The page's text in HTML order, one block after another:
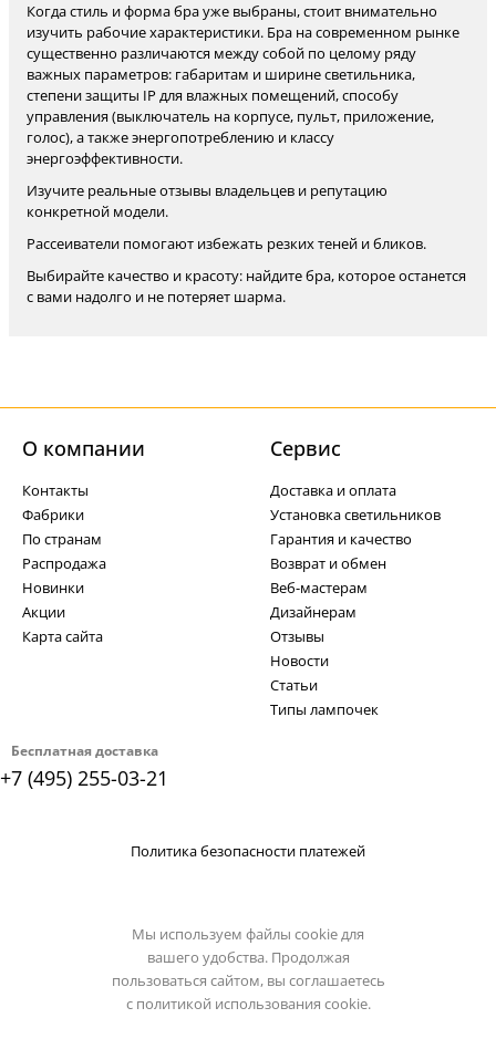
Когда стиль и форма бра уже выбраны, стоит внимательно
изучить рабочие характеристики. Бра на современном рынке
существенно различаются между собой по целому ряду
важных параметров: габаритам и ширине светильника,
степени защиты IP для влажных помещений, способу
управления (выключатель на корпусе, пульт, приложение,
голос), а также энергопотреблению и классу
энергоэффективности.
Изучите реальные отзывы владельцев и репутацию
конкретной модели.
Рассеиватели помогают избежать резких теней и бликов.
Выбирайте качество и красоту: найдите бра, которое останется
с вами надолго и не потеряет шарма.
Бесплатная доставка
+7 (495) 255-03-21
О компании
Контакты
Фабрики
По странам
Распродажа
Новинки
Акции
Карта сайта
Cервис
Доставка и оплата
Установка светильников
Гарантия и качество
Возврат и обмен
Веб-мастерам
Дизайнерам
Отзывы
Новости
Статьи
Типы лампочек
Политика безопасности платежей
Мы используем файлы cookie для
вашего удобства. Продолжая
пользоваться сайтом, вы соглашаетесь
с политикой использования cookie.